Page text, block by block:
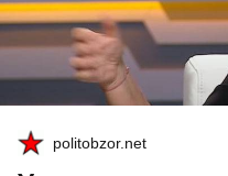
politobzor.net